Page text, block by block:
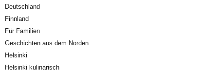
Deutschland
Finnland
Für Familien
Geschichten aus dem Norden
Helsinki
Helsinki kulinarisch